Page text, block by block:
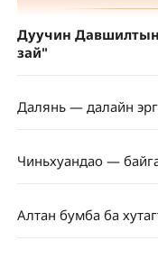
Дуучин Давшилтын
зай"
Далянь — далайн
Чиньхуандао —
Алтан бумба ба